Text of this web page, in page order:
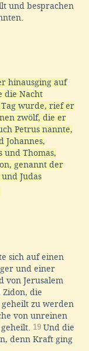
und besprachen
hinausging auf
die Nacht
Tag wurde, rief er
zwölf, die er
Petrus nannte,
Johannes,
und Thomas,
genannt der
und Judas
sich auf einen
und einer
von Jerusalem
die
zu werden
von unreinen
19 Und die
denn Kraft ging